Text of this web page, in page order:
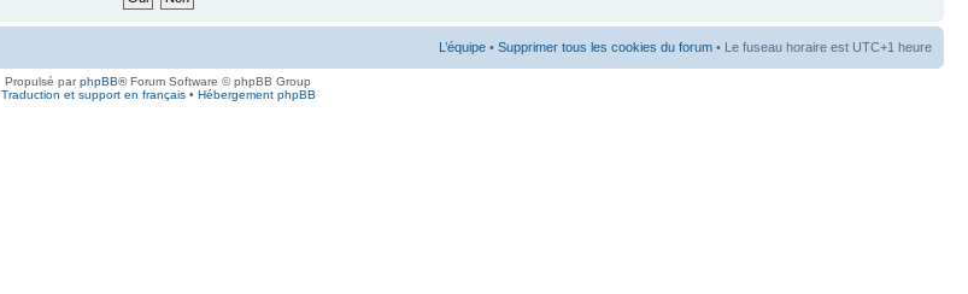
L’équipe • Supprimer tous les cookies du forum • Le fuseau horaire est UTC+1 heure
Propulsé parphpBB® Forum Software © phpBB Group
Traduction et support en français• Hébergement phpBB